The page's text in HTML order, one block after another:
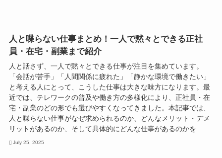
人と喋らない仕事まとめ！一人で黙々とできる正社
員・在宅・副業まで紹介
人と話さず、一人で黙々とできる仕事が注目を集めています。
「会話が苦手」「人間関係に疲れた」「静かな環境で働きたい」
と考える人にとって、こうした仕事は大きな味方になります。最
近では、テレワークの普及や働き方の多様化により、正社員・在
宅・副業のどの形でも選びやすくなってきました。本記事では、
人と喋らない仕事がなぜ求められるのか、どんなメリット・デメ
リットがあるのか、そして具体的にどんな仕事があるのかを
July 25, 2025